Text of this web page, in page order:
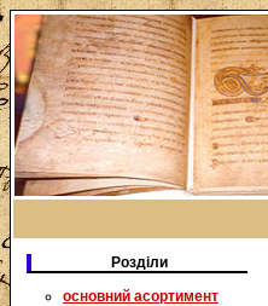
Розділи
основний асортимент